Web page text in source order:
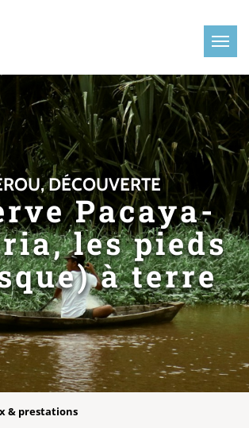
DÉCOUVERTE
Pacaya-
les pieds
à terre
& prestations
des cookies